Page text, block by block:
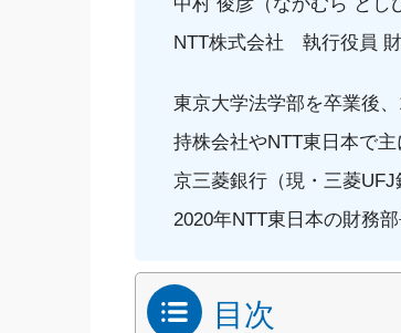
NTT株式会社 執行役員
東京大学法学部を卒業後
持株会社やNTT東日本で
京三菱銀行（現・三菱UFJ
2020年NTT東日本の財務
目次